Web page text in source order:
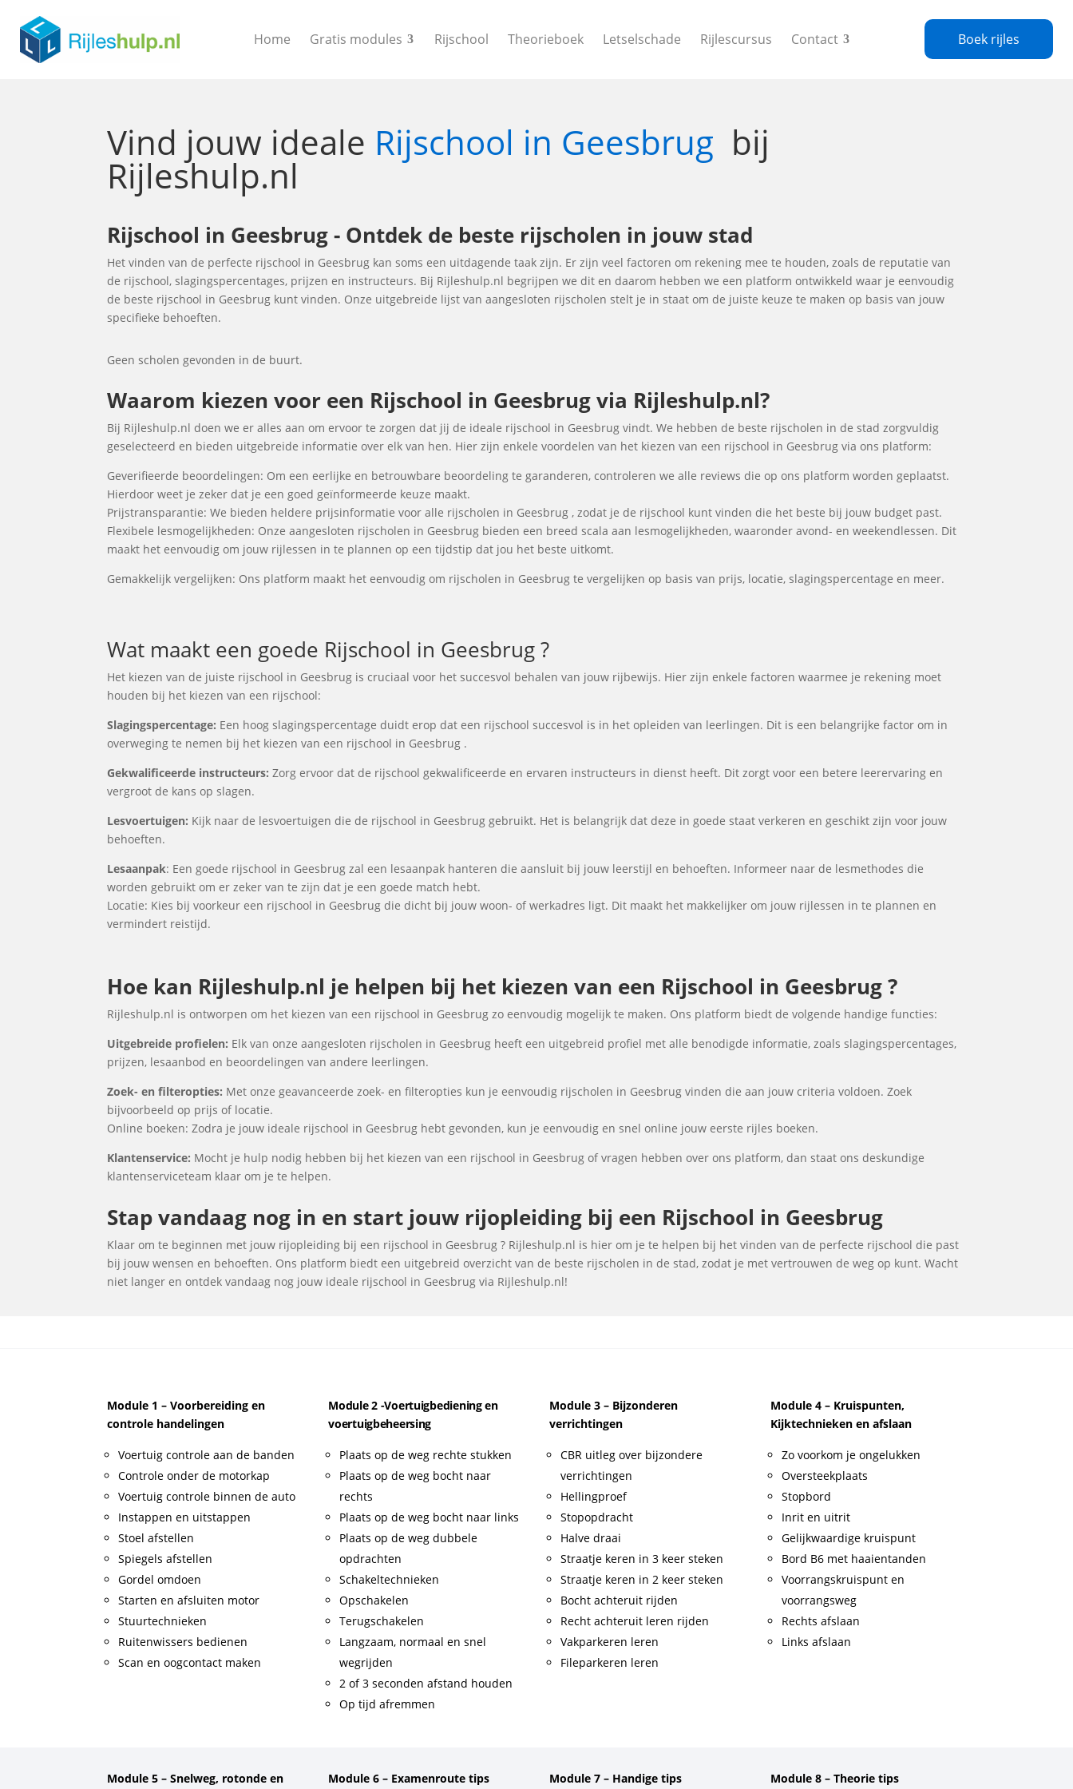
Home Gratis modules Rijschool Theorieboek Letselschade Rijlescursus Contact Boek rijles
Vind jouw ideale Rijschool in Geesbrug bij
Rijleshulp.nl
Rijschool in Geesbrug - Ontdek de beste rijscholen in jouw stad
Het vinden van de perfecte rijschool in Geesbrug kan soms een uitdagende taak zijn. Er zijn veel factoren om rekening mee te houden, zoals de reputatie van
de rijschool, slagingspercentages, prijzen en instructeurs. Bij Rijleshulp.nl begrijpen we dit en daarom hebben we een platform ontwikkeld waar je eenvoudig
de beste rijschool in Geesbrug kunt vinden. Onze uitgebreide lijst van aangesloten rijscholen stelt je in staat om de juiste keuze te maken op basis van jouw
specifieke behoeften.
Geen scholen gevonden in de buurt.
Waarom kiezen voor een Rijschool in Geesbrug via Rijleshulp.nl?
Bij Rijleshulp.nl doen we er alles aan om ervoor te zorgen dat jij de ideale rijschool in Geesbrug vindt. We hebben de beste rijscholen in de stad zorgvuldig
geselecteerd en bieden uitgebreide informatie over elk van hen. Hier zijn enkele voordelen van het kiezen van een rijschool in Geesbrug via ons platform:
Geverifieerde beoordelingen: Om een eerlijke en betrouwbare beoordeling te garanderen, controleren we alle reviews die op ons platform worden geplaatst.
Hierdoor weet je zeker dat je een goed geïnformeerde keuze maakt.
Prijstransparantie: We bieden heldere prijsinformatie voor alle rijscholen in Geesbrug , zodat je de rijschool kunt vinden die het beste bij jouw budget past.
Flexibele lesmogelijkheden: Onze aangesloten rijscholen in Geesbrug bieden een breed scala aan lesmogelijkheden, waaronder avond- en weekendlessen. Dit
maakt het eenvoudig om jouw rijlessen in te plannen op een tijdstip dat jou het beste uitkomt.
Gemakkelijk vergelijken: Ons platform maakt het eenvoudig om rijscholen in Geesbrug te vergelijken op basis van prijs, locatie, slagingspercentage en meer.
Wat maakt een goede Rijschool in Geesbrug ?
Het kiezen van de juiste rijschool in Geesbrug is cruciaal voor het succesvol behalen van jouw rijbewijs. Hier zijn enkele factoren waarmee je rekening moet
houden bij het kiezen van een rijschool:
Slagingspercentage: Een hoog slagingspercentage duidt erop dat een rijschool succesvol is in het opleiden van leerlingen. Dit is een belangrijke factor om in
overweging te nemen bij het kiezen van een rijschool in Geesbrug .
Gekwalificeerde instructeurs: Zorg ervoor dat de rijschool gekwalificeerde en ervaren instructeurs in dienst heeft. Dit zorgt voor een betere leerervaring en
vergroot de kans op slagen.
Lesvoertuigen: Kijk naar de lesvoertuigen die de rijschool in Geesbrug gebruikt. Het is belangrijk dat deze in goede staat verkeren en geschikt zijn voor jouw
behoeften.
Lesaanpak: Een goede rijschool in Geesbrug zal een lesaanpak hanteren die aansluit bij jouw leerstijl en behoeften. Informeer naar de lesmethodes die
worden gebruikt om er zeker van te zijn dat je een goede match hebt.
Locatie: Kies bij voorkeur een rijschool in Geesbrug die dicht bij jouw woon- of werkadres ligt. Dit maakt het makkelijker om jouw rijlessen in te plannen en
vermindert reistijd.
Hoe kan Rijleshulp.nl je helpen bij het kiezen van een Rijschool in Geesbrug ?
Rijleshulp.nl is ontworpen om het kiezen van een rijschool in Geesbrug zo eenvoudig mogelijk te maken. Ons platform biedt de volgende handige functies:
Uitgebreide profielen: Elk van onze aangesloten rijscholen in Geesbrug heeft een uitgebreid profiel met alle benodigde informatie, zoals slagingspercentages,
prijzen, lesaanbod en beoordelingen van andere leerlingen.
Zoek- en filteropties: Met onze geavanceerde zoek- en filteropties kun je eenvoudig rijscholen in Geesbrug vinden die aan jouw criteria voldoen. Zoek
bijvoorbeeld op prijs of locatie.
Online boeken: Zodra je jouw ideale rijschool in Geesbrug hebt gevonden, kun je eenvoudig en snel online jouw eerste rijles boeken.
Klantenservice: Mocht je hulp nodig hebben bij het kiezen van een rijschool in Geesbrug of vragen hebben over ons platform, dan staat ons deskundige
klantenserviceteam klaar om je te helpen.
Stap vandaag nog in en start jouw rijopleiding bij een Rijschool in Geesbrug
Klaar om te beginnen met jouw rijopleiding bij een rijschool in Geesbrug ? Rijleshulp.nl is hier om je te helpen bij het vinden van de perfecte rijschool die past
bij jouw wensen en behoeften. Ons platform biedt een uitgebreid overzicht van de beste rijscholen in de stad, zodat je met vertrouwen de weg op kunt. Wacht
niet langer en ontdek vandaag nog jouw ideale rijschool in Geesbrug via Rijleshulp.nl!
Module 1 – Voorbereiding en
controle handelingen
Voertuig controle aan de banden
Controle onder de motorkap
Voertuig controle binnen de auto
Instappen en uitstappen
Stoel afstellen
Spiegels afstellen
Gordel omdoen
Starten en afsluiten motor
Stuurtechnieken
Ruitenwissers bedienen
Scan en oogcontact maken
Module 2 -Voertuigbediening en
voertuigbeheersing
Plaats op de weg rechte stukken
Plaats op de weg bocht naar
rechts
Plaats op de weg bocht naar links
Plaats op de weg dubbele
opdrachten
Schakeltechnieken
Opschakelen
Terugschakelen
Langzaam, normaal en snel
wegrijden
2 of 3 seconden afstand houden
Op tijd afremmen
Module 3 – Bijzonderen
verrichtingen
CBR uitleg over bijzondere
verrichtingen
Hellingproef
Stopopdracht
Halve draai
Straatje keren in 3 keer steken
Straatje keren in 2 keer steken
Bocht achteruit rijden
Recht achteruit leren rijden
Vakparkeren leren
Fileparkeren leren
Module 4 – Kruispunten,
Kijktechnieken en afslaan
Zo voorkom je ongelukken
Oversteekplaats
Stopbord
Inrit en uitrit
Gelijkwaardige kruispunt
Bord B6 met haaientanden
Voorrangskruispunt en
voorrangsweg
Rechts afslaan
Links afslaan
Module 5 – Snelweg, rotonde en
Module 6 – Examenroute tips Module 7 – Handige tips Module 8 – Theorie tips